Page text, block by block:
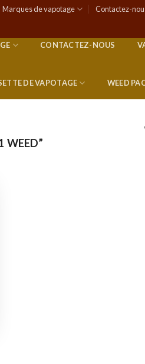
Marques de vapotage Contactez-
CONTACTEZ-NOUS
DE VAPOTAGE WEED
WEED”